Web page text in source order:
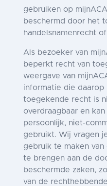
gebruiken op
beschermd door het
handelsnamenrecht
Als bezoeker van
beperkt recht van
weergave van
informatie die daarop
toegekende recht is
overdraagbaar en
persoonlijk, niet-
gebruikt. Wij vragen
gebruik te maken
te brengen aan de
beschermde zaken,
van de